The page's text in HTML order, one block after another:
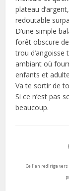
plateau
redoutable
D’une simple
forêt obscure
trou
ambiant où
enfants et
Va te sortir de
Si ce n’est pas
beaucoup.
Ce lien redirige